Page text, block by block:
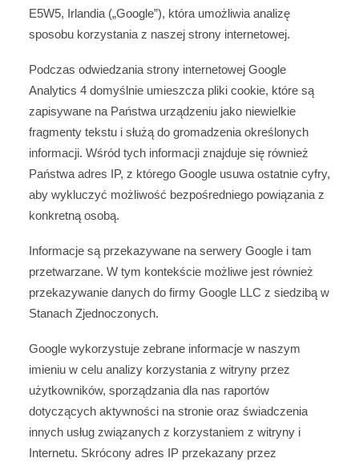
E5W5, Irlandia („Google”), która umożliwia analizę
sposobu korzystania z naszej strony internetowej.
Podczas odwiedzania strony internetowej Google
Analytics 4 domyślnie umieszcza pliki cookie, które są
zapisywane na Państwa urządzeniu jako niewielkie
fragmenty tekstu i służą do gromadzenia określonych
informacji. Wśród tych informacji znajduje się również
Państwa adres IP, z którego Google usuwa ostatnie cyfry,
aby wykluczyć możliwość bezpośredniego powiązania z
konkretną osobą.
Informacje są przekazywane na serwery Google i tam
przetwarzane. W tym kontekście możliwe jest również
przekazywanie danych do firmy Google LLC z siedzibą w
Stanach Zjednoczonych.
Google wykorzystuje zebrane informacje w naszym
imieniu w celu analizy korzystania z witryny przez
użytkowników, sporządzania dla nas raportów
dotyczących aktywności na stronie oraz świadczenia
innych usług związanych z korzystaniem z witryny i
Internetu. Skrócony adres IP przekazany przez